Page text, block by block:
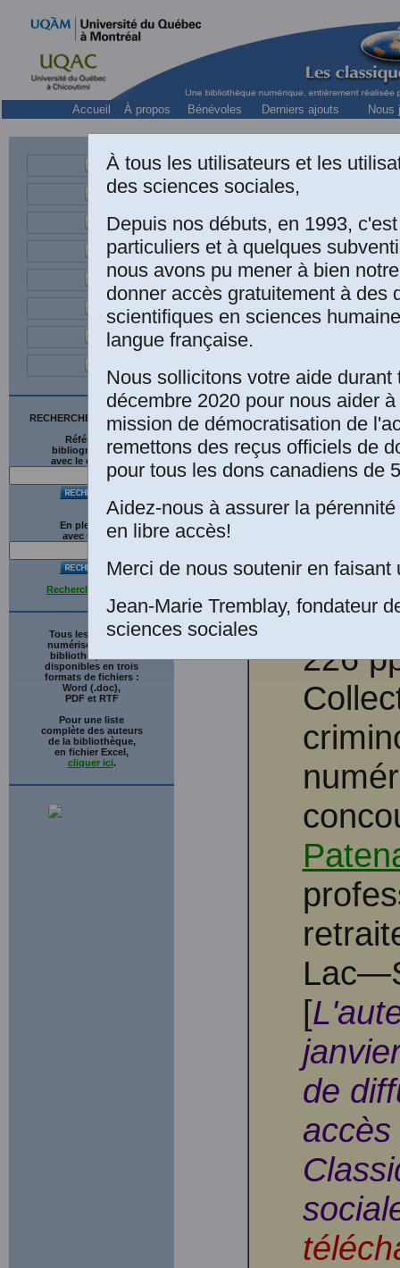
Accueil À propos Bénévoles Derniers ajouts Nous
RECHERCHE SUR LE SITE
Références
bibliographiques
avec le catalogue
En plein texte
avec G gle
Recherche avancée
Tous les ouvrages
numérisés de cette
bibliothèque sont
disponibles en trois
formats de fichiers :
Word (.doc),
PDF et RTF
Pour une liste
complète des auteurs
de la bibliothèque,
en fichier Excel,
cliquer ici.
Professeur à l’École
La
une
226
[
de
À tous les utilisateurs et les
des sciences sociales,
Depuis nos débuts, en 1993,
particuliers et à quelques
nous avons pu mener à bien
donner accès gratuitement à des
scientifiques en sciences
langue française.
Nous sollicitons votre aide durant
décembre 2020 pour nous aider
mission de démocratisation de
remettons des reçus officiels de
pour tous les dons canadiens de
Aidez-nous à assurer la
en libre accès!
Merci de nous soutenir en faisant
Jean-Marie Tremblay, fondateur
sciences sociales